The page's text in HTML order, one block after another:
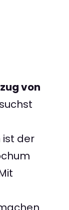
von
ist der